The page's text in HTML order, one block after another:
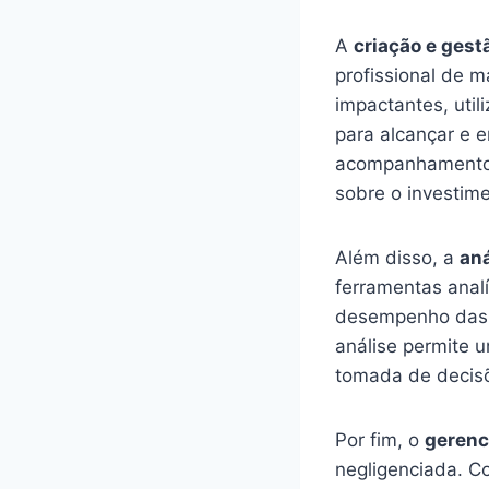
A criação e
profissional de
impactantes,
para alcançar e
sobre o
Além disso, a
ferramentas
desempenho
análise permite
tomada de
Por fim, o
negligenciada.